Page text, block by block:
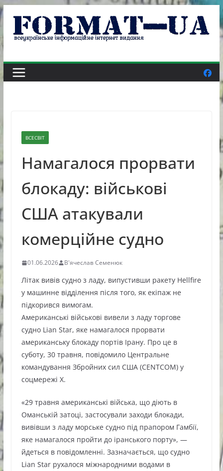
Skip
content
ВСЕСВІТ
Намагалося прорвати
блокаду: військові
США атакували
комерційне судно
01.06.2026 В'ячеслав Семенюк
Літак вивів судно з ладу, випустивши ракету Hellfire
у машинне відділення після того, як екіпаж не
підкорився вимогам.
Американські військові вивели з ладу торгове
судно Lian Star, яке намагалося прорвати
американську блокаду портів Ірану. Про це в
суботу, 30 травня, повідомило Центральне
командування Збройних сил США (CENTCOM) у
соцмережі X.
«29 травня американські війська, що діють в
Оманській затоці, застосували заходи блокади,
вивівши з ладу морське судно під прапором Гамбії,
яке намагалося пройти до іранського порту», —
йдеться в повідомленні. Зазначається, що судно
Lian Star рухалося міжнародними водами в